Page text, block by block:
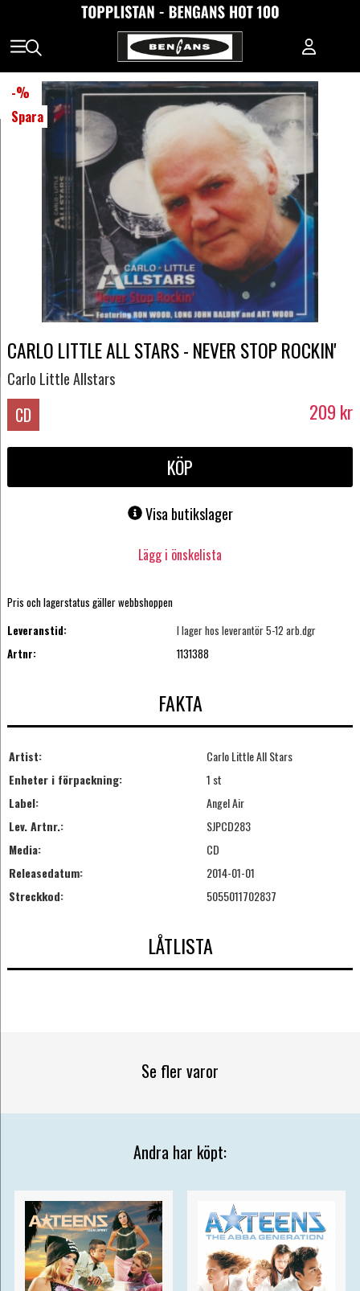
-%
Spara
CARLO LITTLE ALL STARS - NEVER STOP ROCKIN'
Carlo Little Allstars
CD 209 kr
KÖP
Visa butikslager
Lägg i önskelista
Pris och lagerstatus gäller webbshoppen
Leveranstid:
I lager hos leverantör 5-12 arb.dgr
Artnr:
1131388
FAKTA
Artist:
Carlo Little All Stars
Enheter i förpackning:
1 st
Label:
Angel Air
Lev. Artnr.:
SJPCD283
Media:
CD
Releasedatum:
2014-01-01
Streckkod:
5055011702837
LÅTLISTA
Se fler varor
Andra har köpt: